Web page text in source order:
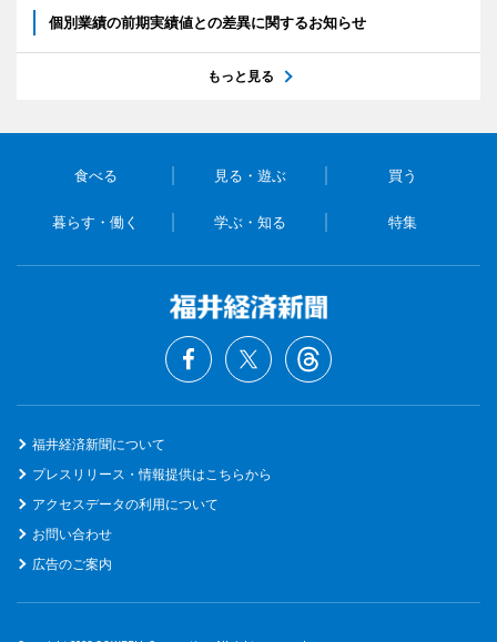
個別業績の前期実績値との差異に関するお知らせ
もっと見る
食べる 見る・遊ぶ 買う
暮らす・働く 学ぶ・知る 特集
福井経済新聞について
プレスリリース・情報提供はこちらから
アクセスデータの利用について
お問い合わせ
広告のご案内